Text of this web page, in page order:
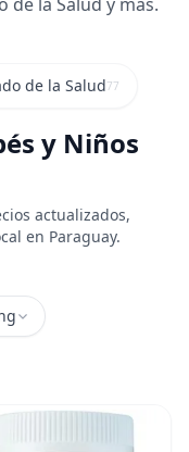
de la Salud77
y Niños
actualizados,
en Paraguay.